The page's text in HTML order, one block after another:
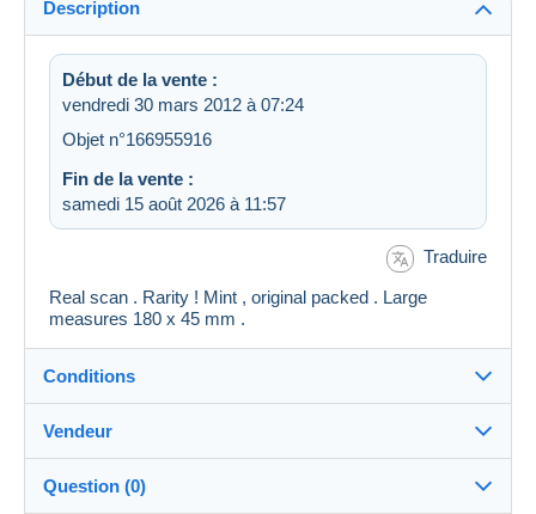
Description
Début de la vente :
vendredi 30 mars 2012 à 07:24
Objet n°166955916
Fin de la vente :
samedi 15 août 2026 à 11:57
Traduire
Real scan . Rarity ! Mint , original packed . Large
measures 180 x 45 mm .
Conditions
Destination :
Voir la liste des pays
Vendeur
Question (0)